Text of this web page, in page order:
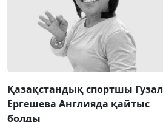
Қазақстандық спортшы Гузал
Ергешева Англияда қайтыс
болды